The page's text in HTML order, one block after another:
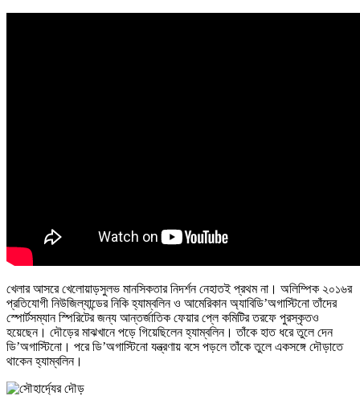
খেলার আসরে খেলোয়াড়সুলভ মানসিকতার নিদর্শন নেহাতই প্রথম না। অলিম্পিক ২০১৬র
প্রতিযোগী নিউজিল্যান্ডের নিকি হ্যাম্বলিন ও আমেরিকান অ্যাবিডি’অগাস্টিনো তাঁদের
স্পোর্টসম্যান স্পিরিটের জন্য আন্তর্জাতিক ফেয়ার প্লে কমিটির তরফে পুরস্কৃতও
হয়েছেন। দৌড়ের মাঝখানে পড়ে গিয়েছিলেন হ্যাম্বলিন। তাঁকে হাত ধরে তুলে দেন
ডি’অগাস্টিনো। পরে ডি’অগাস্টিনো যন্ত্রণায় বসে পড়লে তাঁকে তুলে একসঙ্গে দৌড়াতে
থাকেন হ্যাম্বলিন।